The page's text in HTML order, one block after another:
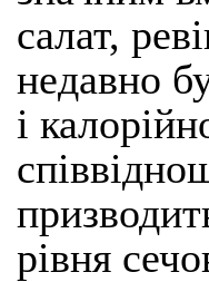
салат,
недавно
і
рівня